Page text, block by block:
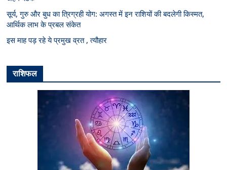
सूर्य, गुरु और बुध का त्रिग्रही योग: अगस्त में इन राशियों की बदलेगी किस्मत,
आर्थिक लाभ के प्रबल संकेत
इस माह पड़ रहे ये प्रमुख व्रत , त्यौहार
राशिफल